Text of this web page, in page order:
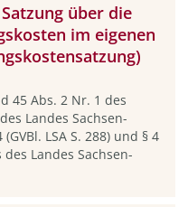
über die
im eigenen
45 Abs. 2 Nr. 1 des
Landes Sachsen-
LSA S. 288) und § 4
Landes Sachsen-